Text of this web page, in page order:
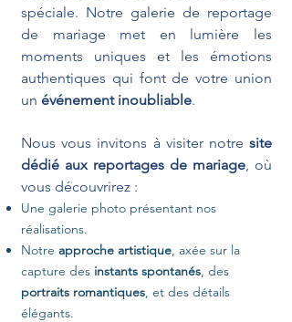
spéciale. Notre galerie de reportage
de mariage met en lumière les
moments uniques et les émotions
authentiques qui font de votre union
un événement inoubliable.
Nous vous invitons à visiter notre site
dédié aux reportages de mariage, où
vous découvrirez :
Une galerie photo présentant nos
réalisations.
Notre approche artistique, axée sur la
capture des instants spontanés, des
portraits romantiques, et des détails
élégants.